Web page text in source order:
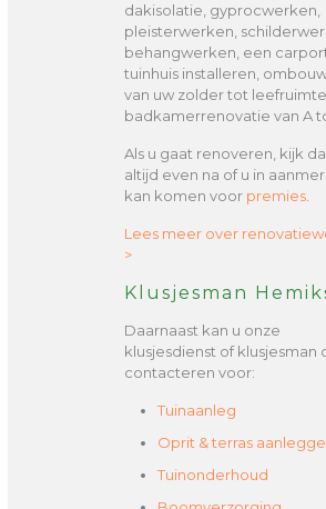
dakisolatie, gyprocwerken,
pleisterwerken,
behangwerken, een
tuinhuis installeren,
van uw zolder tot
badkamerrenovatie van A
Als u gaat renoveren, kijk
altijd even na of u in
kan komen voor premies.
Lees meer over
>
Klusjesman
Daarnaast kan u onze
klusjesdienst of klusjesman
contacteren voor:
Tuinaanleg
Oprit & terras
Tuinonderhoud